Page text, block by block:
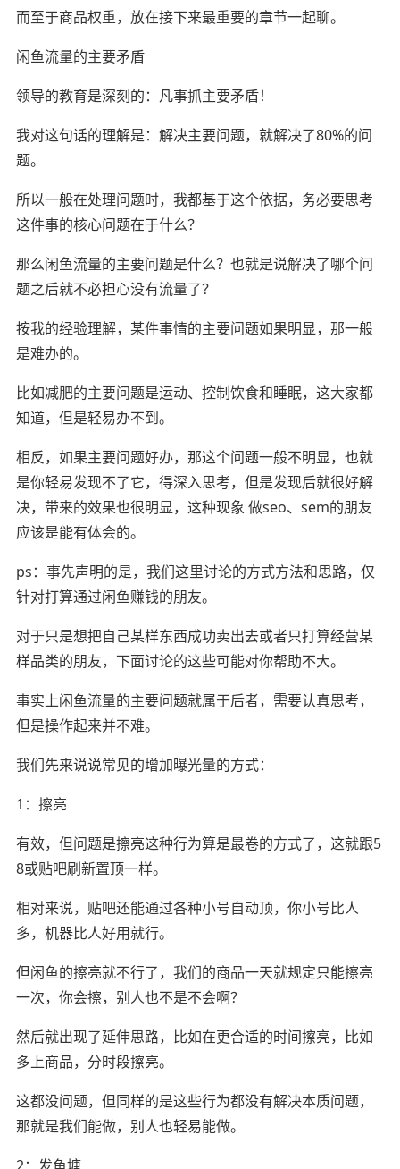
而至于商品权重，放在接下来最重要的章节一起聊。
闲鱼流量的主要矛盾
领导的教育是深刻的：凡事抓主要矛盾！
我对这句话的理解是：解决主要问题，就解决了80%的问
题。
所以一般在处理问题时，我都基于这个依据，务必要思考
这件事的核心问题在于什么？
那么闲鱼流量的主要问题是什么？也就是说解决了哪个问
题之后就不必担心没有流量了？
按我的经验理解，某件事情的主要问题如果明显，那一般
是难办的。
比如减肥的主要问题是运动、控制饮食和睡眠，这大家都
知道，但是轻易办不到。
相反，如果主要问题好办，那这个问题一般不明显，也就
是你轻易发现不了它，得深入思考，但是发现后就很好解
决，带来的效果也很明显，这种现象 做seo、sem的朋友
应该是能有体会的。
ps：事先声明的是，我们这里讨论的方式方法和思路，仅
针对打算通过闲鱼赚钱的朋友。
对于只是想把自己某样东西成功卖出去或者只打算经营某
样品类的朋友，下面讨论的这些可能对你帮助不大。
事实上闲鱼流量的主要问题就属于后者，需要认真思考，
但是操作起来并不难。
我们先来说说常见的增加曝光量的方式：
1：擦亮
有效，但问题是擦亮这种行为算是最卷的方式了，这就跟5
8或贴吧刷新置顶一样。
相对来说，贴吧还能通过各种小号自动顶，你小号比人
多，机器比人好用就行。
但闲鱼的擦亮就不行了，我们的商品一天就规定只能擦亮
一次，你会擦，别人也不是不会啊？
然后就出现了延伸思路，比如在更合适的时间擦亮，比如
多上商品，分时段擦亮。
这都没问题，但同样的是这些行为都没有解决本质问题，
那就是我们能做，别人也轻易能做。